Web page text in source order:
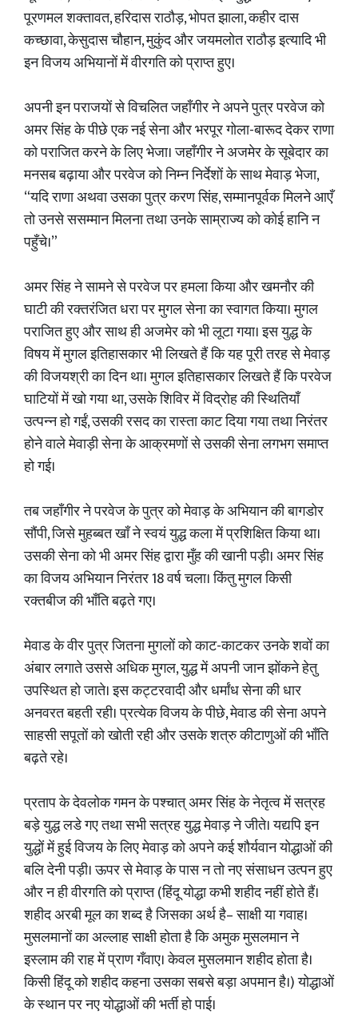
पूरणमल शक्तावत, हरिदास राठौड़, भोपत झाला, कहीर दास
कच्छावा, केसुदास चौहान, मुकुंद और जयमलोत राठौड़ इत्यादि भी
इन विजय अभियानों में वीरगति को प्राप्त हुए।
अपनी इन पराजयों से विचलित जहाँगीर ने अपने पुत्र परवेज को
अमर सिंह के पीछे एक नई सेना और भरपूर गोला-बारूद देकर राणा
को पराजित करने के लिए भेजा। जहाँगीर ने अजमेर के सूबेदार का
मनसब बढ़ाया और परवेज को निम्न निर्देशों के साथ मेवाड़ भेजा,
“यदि राणा अथवा उसका पुत्र करण सिंह, सम्मानपूर्वक मिलने आएँ
तो उनसे ससम्मान मिलना तथा उनके साम्राज्य को कोई हानि न
पहुँचे।”
अमर सिंह ने सामने से परवेज पर हमला किया और खमनौर की
घाटी की रक्तरंजित धरा पर मुगल सेना का स्वागत किया। मुगल
पराजित हुए और साथ ही अजमेर को भी लूटा गया। इस युद्ध के
विषय में मुगल इतिहासकार भी लिखते हैं कि यह पूरी तरह से मेवाड़
की विजयश्री का दिन था। मुगल इतिहासकार लिखते हैं कि परवेज
घाटियों में खो गया था, उसके शिविर में विद्रोह की स्थितियाँ
उत्पन्न हो गईं, उसकी रसद का रास्ता काट दिया गया तथा निरंतर
होने वाले मेवाड़ी सेना के आक्रमणों से उसकी सेना लगभग समाप्त
हो गई।
तब जहाँगीर ने परवेज के पुत्र को मेवाड़ के अभियान की बागडोर
सौंपी, जिसे मुहब्बत खाँ ने स्वयं युद्ध कला में प्रशिक्षित किया था।
उसकी सेना को भी अमर सिंह द्वारा मुँह की खानी पड़ी। अमर सिंह
का विजय अभियान निरंतर 18 वर्ष चला। किंतु मुगल किसी
रक्तबीज की भाँति बढ़ते गए।
मेवाड के वीर पुत्र जितना मुगलों को काट-काटकर उनके शवों का
अंबार लगाते उससे अधिक मुगल, युद्ध में अपनी जान झोंकने हेतु
उपस्थित हो जाते। इस कट्टरवादी और धर्मांध सेना की धार
अनवरत बहती रही। प्रत्येक विजय के पीछे, मेवाड की सेना अपने
साहसी सपूतों को खोती रही और उसके शत्रु कीटाणुओं की भाँति
बढ़ते रहे।
प्रताप के देवलोक गमन के पश्चात् अमर सिंह के नेतृत्व में सत्रह
बड़े युद्ध लडे गए तथा सभी सत्रह युद्ध मेवाड़ ने जीते। यद्यपि इन
युद्धों में हुई विजय के लिए मेवाड़ को अपने कई शौर्यवान योद्धाओं की
बलि देनी पड़ी। ऊपर से मेवाड़ के पास न तो नए संसाधन उत्पन हुए
और न ही वीरगति को प्राप्त (हिंदू योद्धा कभी शहीद नहीं होते हैं।
शहीद अरबी मूल का शब्द है जिसका अर्थ है– साक्षी या गवाह।
मुसलमानों का अल्लाह साक्षी होता है कि अमुक मुसलमान ने
इस्लाम की राह में प्राण गँवाए। केवल मुसलमान शहीद होता है।
किसी हिंदू को शहीद कहना उसका सबसे बड़ा अपमान है।) योद्धाओं
के स्थान पर नए योद्धाओं की भर्ती हो पाई।